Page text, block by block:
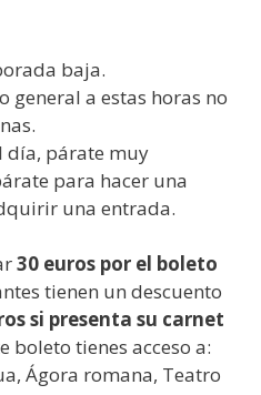
baja.
general a estas horas no
día, párate muy
para hacer una
una entrada.
30 euros por el boleto
tienen un descuento
si presenta su carnet
boleto tienes acceso a:
Ágora romana, Teatro